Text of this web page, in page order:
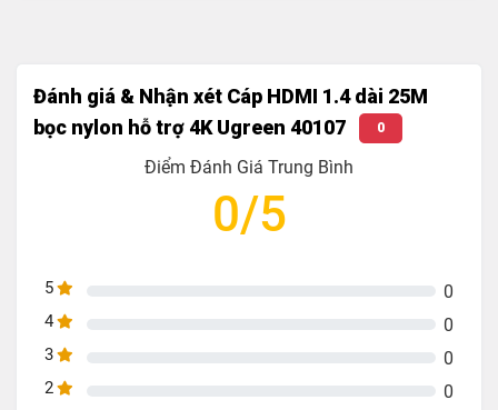
Hỗ Trợ Video, âm thanh : 32 Kênh Audio tần số
1536Khz,trình chiếu 3D, tỷ lệ 21:9 , ARC
Chiều dài 15M trở lên * Định hướng với IC （IC
Kích thước: 45 x 30 x 11 cm
Trọng Lượng: 3000g
Đánh giá & Nhận xét Cáp HDMI 1.4 dài 25M
bọc nylon hỗ trợ 4K Ugreen 40107
0
Điểm Đánh Giá Trung Bình
0/5
5 0
4 0
3 0
2 0